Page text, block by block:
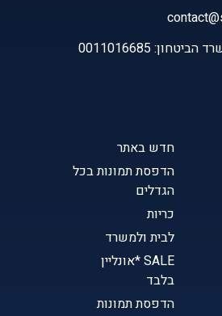
חדש באתר
הדפסת תמונות בכל
הגדלים
כריות
לבית ולמשרד
SALE *אונליין
בלבד
הדפסת תמונות
0011016685